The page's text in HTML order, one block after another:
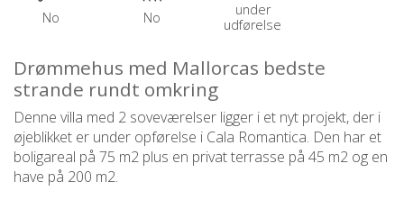
No No
under
udførelse
Drømmehus med Mallorcas bedste
strande rundt omkring
Denne villa med 2 soveværelser ligger i et nyt projekt, der i
øjeblikket er under opførelse i Cala Romantica. Den har et
boligareal på 75 m2 plus en privat terrasse på 45 m2 og en
have på 200 m2.